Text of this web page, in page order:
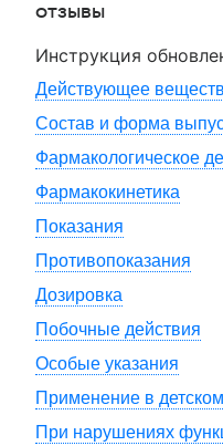
отзывы
Инструкция
Действующее
Состав и форма
Фармакологическое
Фармакокинетика
Показания
Противопоказания
Дозировка
Побочные действия
Особые указания
Применение в
При нарушениях